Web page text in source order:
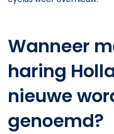
Wanneer
haring
nieuwe
genoemd?